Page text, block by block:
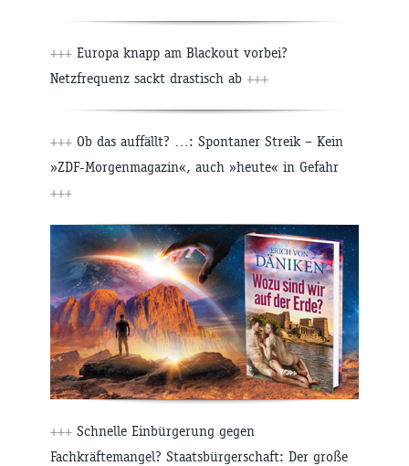
+++ Europa knapp am Blackout vorbei?
Netzfrequenz sackt drastisch ab +++
+++ Ob das auffällt? …: Spontaner Streik – Kein
»ZDF-Morgenmagazin«, auch »heute« in Gefahr
+++
+++ Schnelle Einbürgerung gegen
Fachkräftemangel? Staatsbürgerschaft: Der große